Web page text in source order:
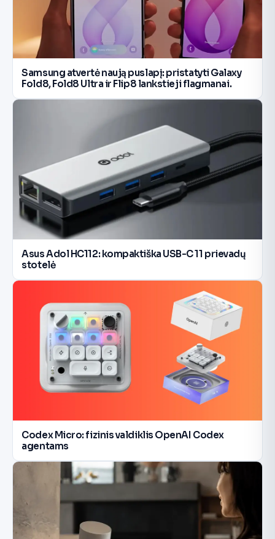
Samsung atvertė naują puslapį: pristatyti Galaxy
Fold8, Fold8 Ultra ir Flip8 lankstieji flagmanai.
Asus Adol HC112: kompaktiška USB-C 11 prievadų
stotelė
Codex Micro: fizinis valdiklis OpenAI Codex
agentams